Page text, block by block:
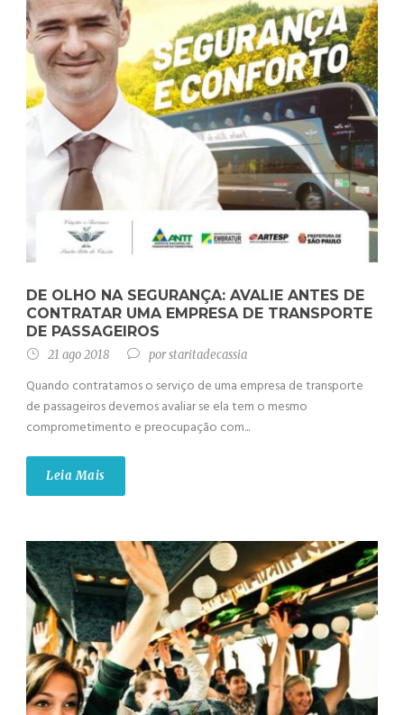
DE OLHO NA SEGURANÇA: AVALIE ANTES DE
CONTRATAR UMA EMPRESA DE TRANSPORTE
DE PASSAGEIROS
21 ago 2018 porstaritadecassia
Quando contratamos o serviço de uma empresa de transporte
de passageiros devemos avaliar se ela tem o mesmo
comprometimento e preocupação com...
Leia Mais